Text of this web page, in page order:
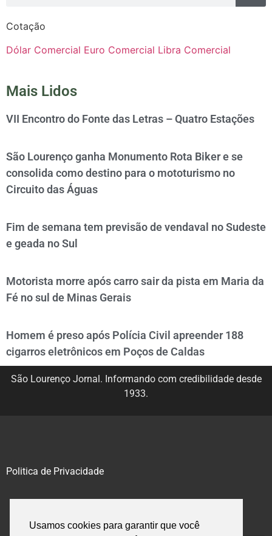
Usamos cookies para garantir que você
Cotação
Dólar Comercial Euro Comercial Libra Comercial
Mais Lidos
VII Encontro do Fonte das Letras – Quatro Estações
São Lourenço ganha Monumento Rota Biker e se
consolida como destino para o mototurismo no
Circuito das Águas
Fim de semana tem previsão de vendaval no Sudeste
e geada no Sul
Motorista morre após carro sair da pista em Maria da
Fé no sul de Minas Gerais
Homem é preso após Polícia Civil apreender 188
cigarros eletrônicos em Poços de Caldas
São Lourenço Jornal. Informando com credibilidade desde
1933.
Politica de Privacidade